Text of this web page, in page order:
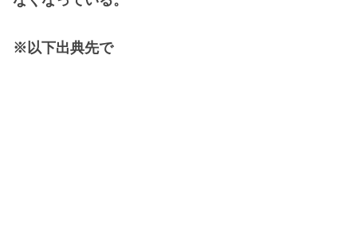
※以下出典先で